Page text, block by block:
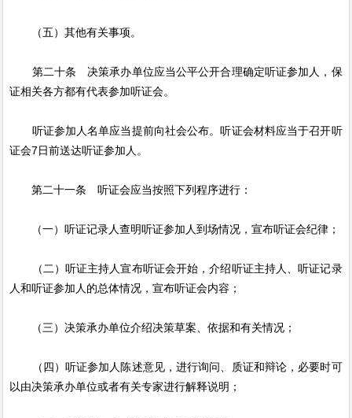
（五）其他有关事项。
第二十条 决策承办单位应当公平公开合理确定听证参加人，保
证相关各方都有代表参加听证会。
听证参加人名单应当提前向社会公布。听证会材料应当于召开听
证会7日前送达听证参加人。
第二十一条 听证会应当按照下列程序进行：
（一）听证记录人查明听证参加人到场情况，宣布听证会纪律；
（二）听证主持人宣布听证会开始，介绍听证主持人、听证记录
人和听证参加人的总体情况，宣布听证会内容；
（三）决策承办单位介绍决策草案、依据和有关情况；
（四）听证参加人陈述意见，进行询问、质证和辩论，必要时可
以由决策承办单位或者有关专家进行解释说明；